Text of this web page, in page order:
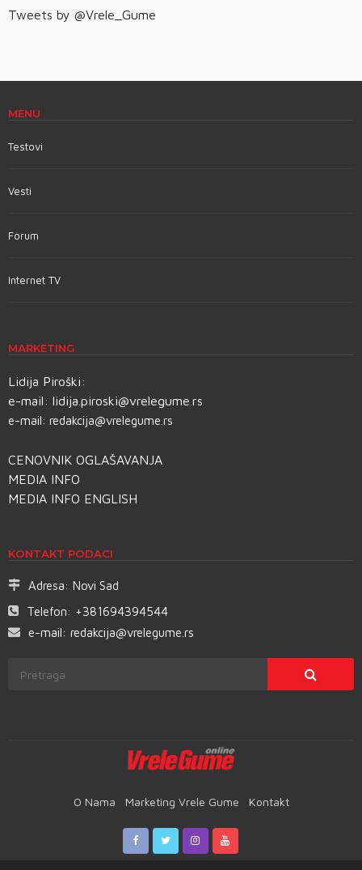
Tweets by @Vrele_Gume
MENU
Testovi
Vesti
Forum
Internet TV
MARKETING
Lidija Piroški:
e-mail: lidija.piroski@vrelegume.rs
e-mail: redakcija@vrelegume.rs
CENOVNIK OGLAŠAVANJA
MEDIA INFO
MEDIA INFO ENGLISH
KONTAKT PODACI
Adresa: Novi Sad
Telefon: +381694394544
e-mail: redakcija@vrelegume.rs
O Nama Marketing Vrele Gume Kontakt